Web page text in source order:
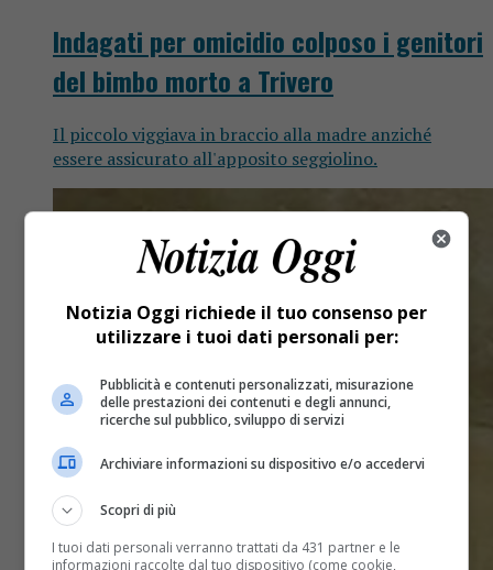
Indagati per omicidio colposo i genitori
del bimbo morto a Trivero
Il piccolo viggiava in braccio alla madre anziché
essere assicurato all'apposito seggiolino.
Notizia Oggi richiede il tuo consenso per
utilizzare i tuoi dati personali per:
Pubblicità e contenuti personalizzati, misurazione
delle prestazioni dei contenuti e degli annunci,
ricerche sul pubblico, sviluppo di servizi
Archiviare informazioni su dispositivo e/o accedervi
Scopri di più
I tuoi dati personali verranno trattati da 431 partner e le
informazioni raccolte dal tuo dispositivo (come cookie,